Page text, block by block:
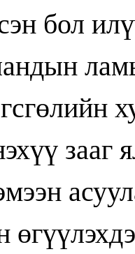
бол
зааг